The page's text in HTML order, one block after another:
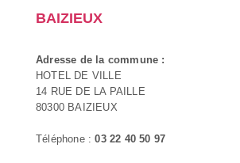
BAIZIEUX
Adresse de la commune :
HOTEL DE VILLE
14 RUE DE LA PAILLE
80300 BAIZIEUX
Téléphone :03 22 40 50 97